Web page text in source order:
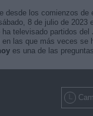
desde los comienzos de
8 de julio de 2023
televisado partidos
las que más veces
es una de las